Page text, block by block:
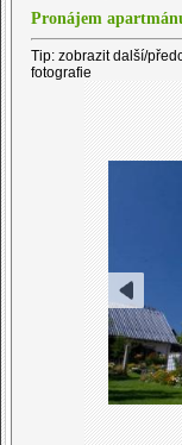
Pronájem
Tip: zobrazit další/
fotografie